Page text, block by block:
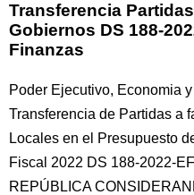
Transferencia
Gobiernos DS 188-
Finanzas
Poder Ejecutivo, Economia
Transferencia de Partidas a
Locales en el Presupuesto
Fiscal 2022 DS 188-2022-
REPÚBLICA